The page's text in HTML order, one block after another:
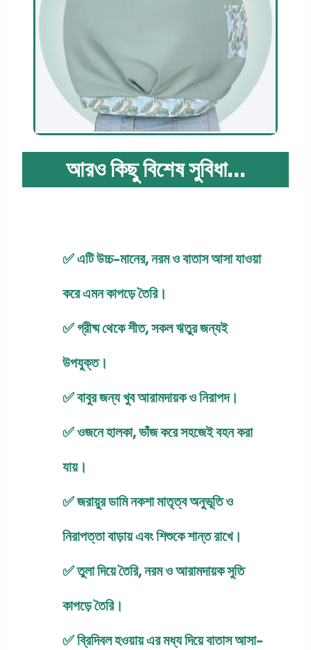
আরও কিছু বিশেষ সুবিধা…
✅এটি উচ্চ-মানের, নরম ওবাতাস আসা যাওয়া
করে এমন কাপড়েতৈরি।
✅ গ্রীষ্ম থেকে শীত, সকল ঋতুর জন্যই
উপযুক্ত।
✅ বাবুর জন্য খুবআরামদায়ক ও নিরাপদ।
✅ ওজনে হালকা, ভাঁজ করে সহজেই বহন করা
যায়।
✅ জরায়ুর ডামি নকশা মাতৃত্ব অনুভূতি ও
নিরাপত্তা বাড়ায় এবং শিশুকে শান্ত রাখে।
✅ তুলা দিয়ে তৈরি, নরম ও আরামদায়ক সুতি
কাপড়ে তৈরি।
✅ ব্রিদিবল হওয়ায় এর মধ্য দিয়ে বাতাস আসা-